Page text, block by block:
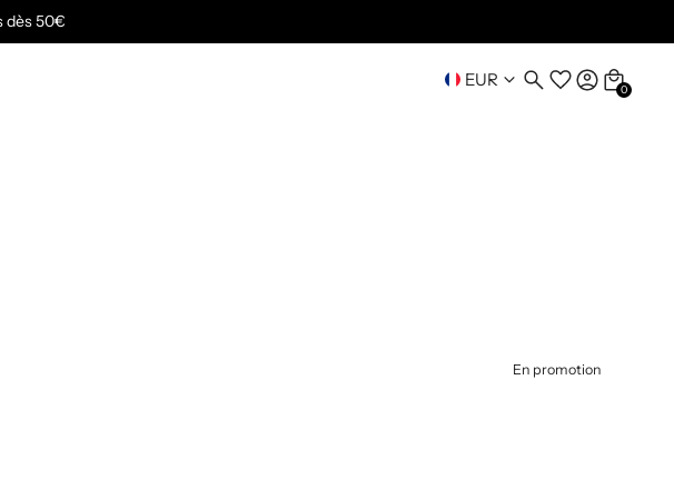
dès 50€
EUR 0
En promotion